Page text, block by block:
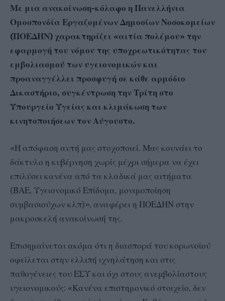
Με μια ανακοίνωση-κόλαφο η Πανελλήνια
Ομοσπονδία Εργαζομένων Δημοσίων Νοσοκομείων
(ΠΟΕΔΗΝ) χαρακτηρίζει «αιτία πολέμου» την
εφαρμογή του νόμου της υποχρεωτικότητας του
εμβολιασμού των υγειονομικών και
προαναγγέλλει προσφυγή σε κάθε αρμόδιο
Δικαστήριο, συγκέντρωση την Τρίτη στο
Υπουργείο Υγείας και κλιμάκωση των
κινητοποιήσεων τον Αύγουστο.
«Η απόφαση αυτή μας στοχοποιεί. Μας κουνάει το
δάκτυλο η κυβέρνηση χωρίς μέχρι σήμερα να έχει
επιλύσει κανένα από τα κλαδικά μας αιτήματα
(ΒΑΕ, Υγειονομικό Επίδομα, μονιμοποίηση
συμβασιούχων κλπ)», αναφέρει η ΠΟΕΔΗΝ στην
μακροσκελή ανακοίνωσή της.
Επισημαίνεται ακόμα ότι η διασπορά του κορωνοϊού
οφείλεται στην ελλιπή ιχνηλάτηση και στις
παθογένειες του ΕΣΥ και όχι στους ανεμβολίαστους
υγειονομικούς: «Κανένα επιστημονικό στοιχείο, δεν